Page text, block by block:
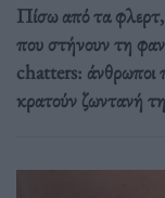
Πίσω από τα φλερτ,
που στήνουν τη
chatters: άνθρωποι
κρατούν ζωντανή